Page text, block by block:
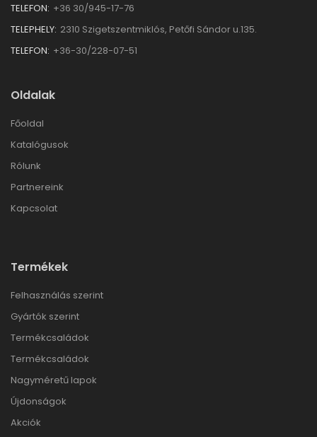
TELEFON: +36 30/945-17-76
TELEPHELY: 2310 Szigetszentmiklós, Petőfi Sándor u.135.
TELEFON: +36-30/228-07-51
Oldalak
Főoldal
Katalógusok
Rólunk
Partnereink
Kapcsolat
Termékek
Felhasználás szerint
Gyártók szerint
Termékcsaládok
Termékcsaládok
Nagyméretű lapok
Újdonságok
Akciók